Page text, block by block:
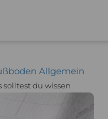
Allgemein
solltest du wissen